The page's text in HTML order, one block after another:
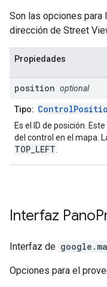
Son las opciones para
dirección de Street
Propiedades
position optional
Tipo:
Es el ID de posición.
del control en el mapa.
TOP_LEFT
Interfaz Pano
Interfaz de
Opciones para el